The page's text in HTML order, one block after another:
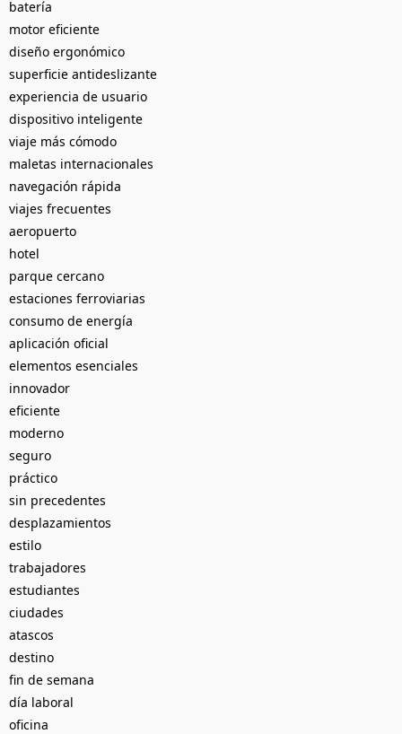
batería
motor eficiente
diseño ergonómico
superficie antideslizante
experiencia de usuario
dispositivo inteligente
viaje más cómodo
maletas internacionales
navegación rápida
viajes frecuentes
aeropuerto
hotel
parque cercano
estaciones ferroviarias
consumo de energía
aplicación oficial
elementos esenciales
innovador
eficiente
moderno
seguro
práctico
sin precedentes
desplazamientos
estilo
trabajadores
estudiantes
ciudades
atascos
destino
fin de semana
día laboral
oficina